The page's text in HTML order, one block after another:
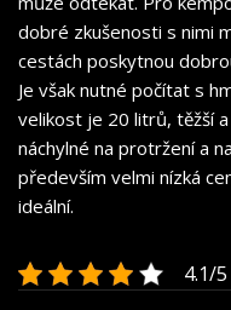
dobré zkušenosti s nimi
cestách poskytnou
Je však nutné počítat s
velikost je 20 litrů, těžší
náchylné na protržení a
především velmi nízká
ideální.
4.1/